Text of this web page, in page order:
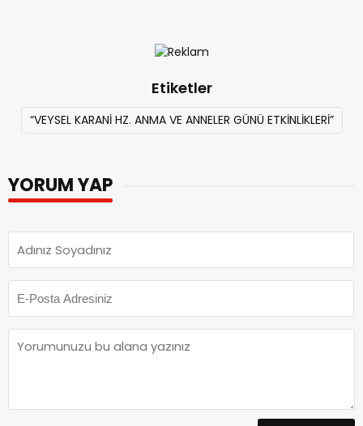
Etiketler
“VEYSEL KARANİ HZ. ANMA VE ANNELER GÜNÜ ETKİNLİKLERİ”
YORUM YAP